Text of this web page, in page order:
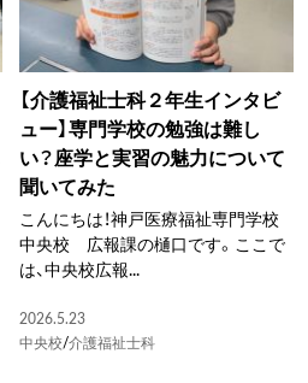
【介護福祉士科２年生インタビ
ュー】専門学校の勉強は難し
い？座学と実習の魅力について
聞いてみた
こんにちは！神戸医療福祉専門学校
中央校 広報課の樋口です。ここで
は、中央校広報...
2026.5.23
中央校/介護福祉士科